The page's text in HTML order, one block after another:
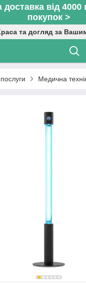
від
покупок >
та догляд за
Медична